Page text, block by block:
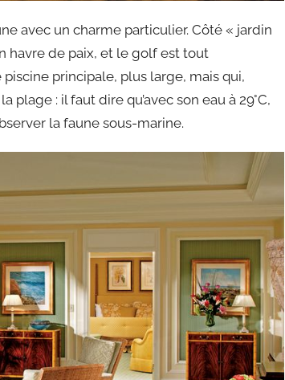
avec un charme particulier. Côté « jardin
havre de paix, et le golf est tout
principale, plus large, mais qui,
: il faut dire qu’avec son eau à 29°C,
la faune sous-marine.